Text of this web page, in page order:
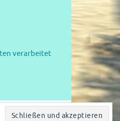
verarbeitet
&WordPress.